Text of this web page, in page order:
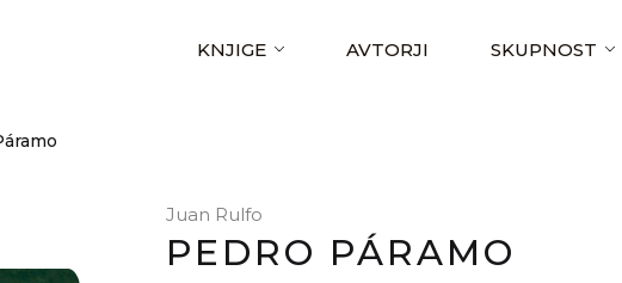
KNJIGE AVTORJI SKUPNOST
Juan Rulfo
PEDRO PÁRAMO